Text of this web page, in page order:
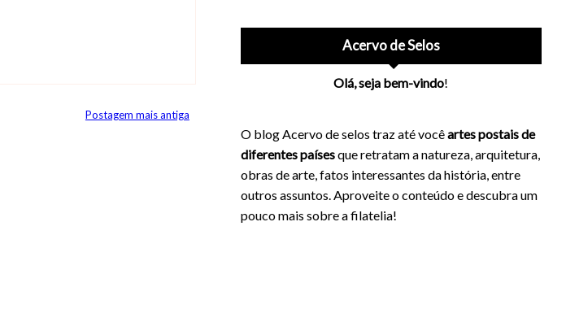
Postagem mais antiga
Acervo de Selos
Olá, seja bem-vindo!
O blog Acervo de selos traz até vocêartes postais de
diferentes paísesque retratam a natureza, arquitetura,
obras de arte, fatos interessantes da história, entre
outros assuntos. Aproveite o conteúdo e descubra um
pouco mais sobre a filatelia!